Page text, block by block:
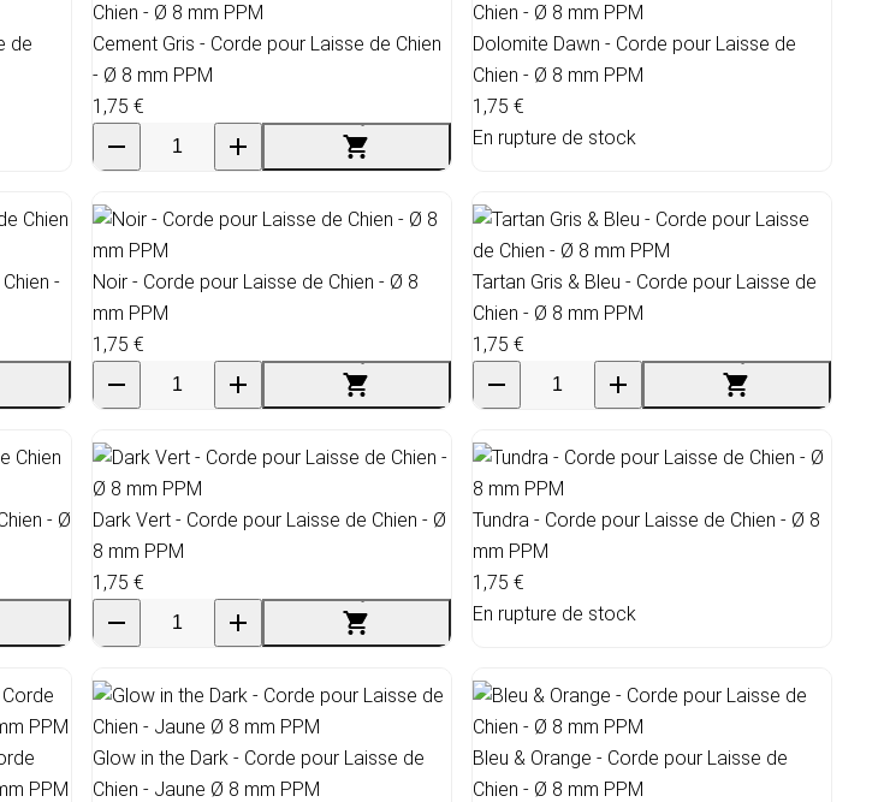
de
Cement Gris - Corde pour Laisse de Chien
- Ø 8 mm PPM
1,75 €
Dolomite Dawn - Corde pour Laisse de
Chien - Ø 8 mm PPM
1,75 €
En rupture de stock
-
Noir - Corde pour Laisse de Chien - Ø 8
mm PPM
1,75 €
Tartan Gris & Bleu - Corde pour Laisse de
Chien - Ø 8 mm PPM
1,75 €
- Ø
Dark Vert - Corde pour Laisse de Chien - Ø
8 mm PPM
1,75 €
Tundra - Corde pour Laisse de Chien - Ø 8
mm PPM
1,75 €
En rupture de stock
PPM
Glow in the Dark - Corde pour Laisse de
Chien - Jaune Ø 8 mm PPM
Bleu & Orange - Corde pour Laisse de
Chien - Ø 8 mm PPM